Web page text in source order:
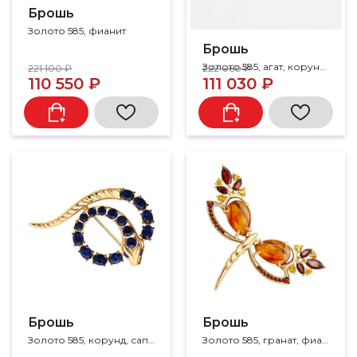
Брошь
Золото 585, фианит
221 100 ₽
110 550 ₽
Брошь
Золото 585, агат, корунд, родолит
222 060 ₽
111 030 ₽
Брошь
Золото 585, корунд, сапфир
Брошь
Золото 585, гранат, фианит, цитрин